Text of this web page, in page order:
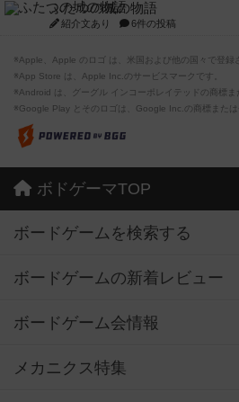
ふたつの城の物語
紹介文あり 6件の投稿
※Apple、Apple のロゴ は、米国および他の国々で登録
※App Store は、Apple Inc.のサービスマークです。
※Android は、グーグル インコーポレイテッドの商標ま
※Google Play とそのロゴは、Google Inc.の商標または
ボドゲーマTOP
ボードゲームを検索する
ボードゲームの新着レビュー
ボードゲーム会情報
メカニクス特集